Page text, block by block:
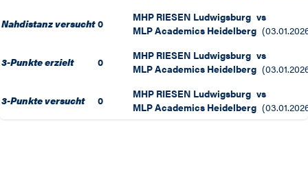
Nahdistanz versucht 0 MHP RIESEN Ludwigsburg vs
MLP Academics Heidelberg (
3-Punkte erzielt 0 MHP RIESEN Ludwigsburg vs
MLP Academics Heidelberg (
3-Punkte versucht 0 MHP RIESEN Ludwigsburg vs
MLP Academics Heidelberg (